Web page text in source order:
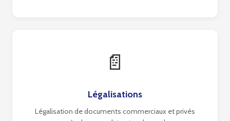
📄
Légalisations
Légalisation de documents commerciaux et privés